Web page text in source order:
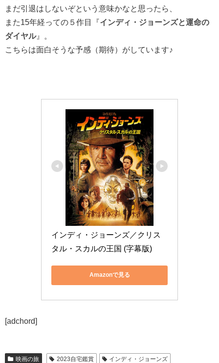
まだ引退はしないぞという意味かなと思ったら、
また15年経っての５作目『インディ・ジョーンズと運命の
ダイヤル』。
こちらは面白そうな予感（期待）がしています♪
インディ・ジョーンズ／クリス
タル・スカルの王国 (字幕版)
Amazonで見る
[adchord]
映画の旅 2023自宅鑑賞 インディ・ジョーンズ